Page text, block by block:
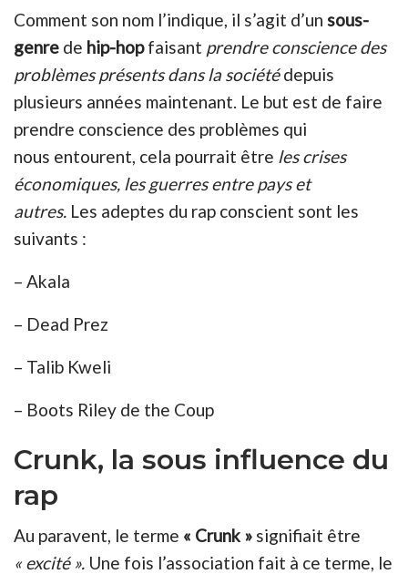
Comment son nom l’indique, il s’agit d’un sous-
genre de hip-hopfaisant prendre conscience des
problèmes présents dans la sociétédepuis
plusieurs années maintenant. Le but est de faire
prendre conscience des problèmes qui
nous entourent, cela pourrait être les crises
économiques, les guerres entre pays et
autres. Les adeptes du rap conscient sont les
suivants :
– Akala
– Dead Prez
– Talib Kweli
– Boots Riley de the Coup
Crunk, la sous influence du
rap
Au paravent, le terme « Crunk » signifiait être
« excité ». Une fois l’association fait à ce terme, le